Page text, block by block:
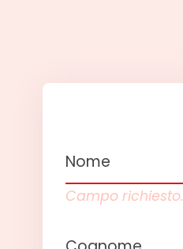
Campo richiesto.